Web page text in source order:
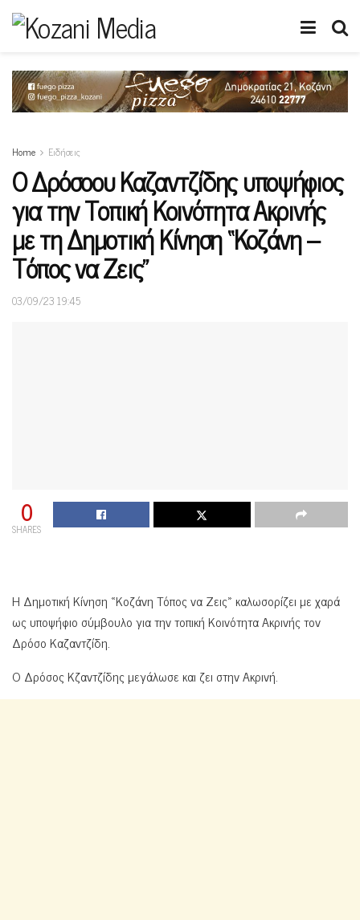
Home Ειδήσεις
Ο Δρόσοου Καζαντζίδης υποψήφιος
για την Τοπική Κοινότητα Ακρινής
με τη Δημοτική Κίνηση “Κοζάνη –
Τόπος να Ζεις”
03/09/23 19:45
0
SHARES
Η Δημοτική Κίνηση «Κοζάνη Τόπος να Ζεις» καλωσορίζει με χαρά
ως υποψήφιο σύμβουλο για την τοπική Κοινότητα Ακρινής τον
Δρόσο Καζαντζίδη.
Ο Δρόσος Κζαντζίδης μεγάλωσε και ζει στην Ακρινή.